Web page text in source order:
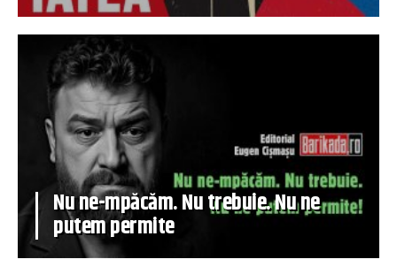
Nu ne-mpăcăm. Nu trebuie. Nu ne
putem permite